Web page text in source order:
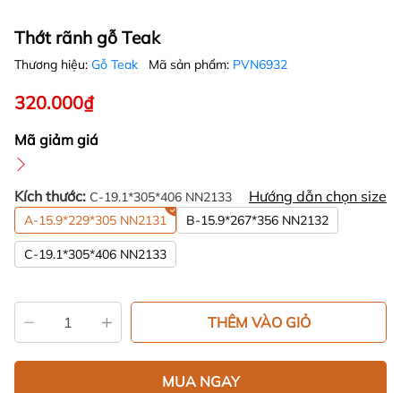
Thớt rãnh gỗ Teak
Thương hiệu: Gỗ Teak Mã sản phẩm: PVN6932
320.000₫
Mã giảm giá
Kích thước: C-19.1*305*406 NN2133 Hướng dẫn chọn size
A-15.9*229*305 NN2131 B-15.9*267*356 NN2132
C-19.1*305*406 NN2133
THÊM VÀO GIỎ
MUA NGAY